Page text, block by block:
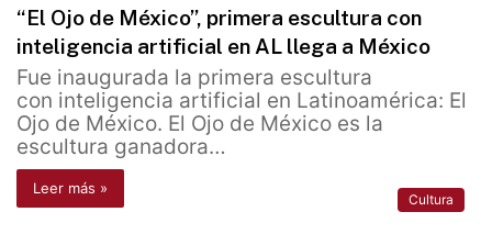
“El Ojo de México’’, primera escultura con
inteligencia artificial en AL llega a México
Fue inaugurada la primera escultura
con inteligencia artificial en Latinoamérica: El
Ojo de México. El Ojo de México es la
escultura ganadora…
Leer más »
Cultura